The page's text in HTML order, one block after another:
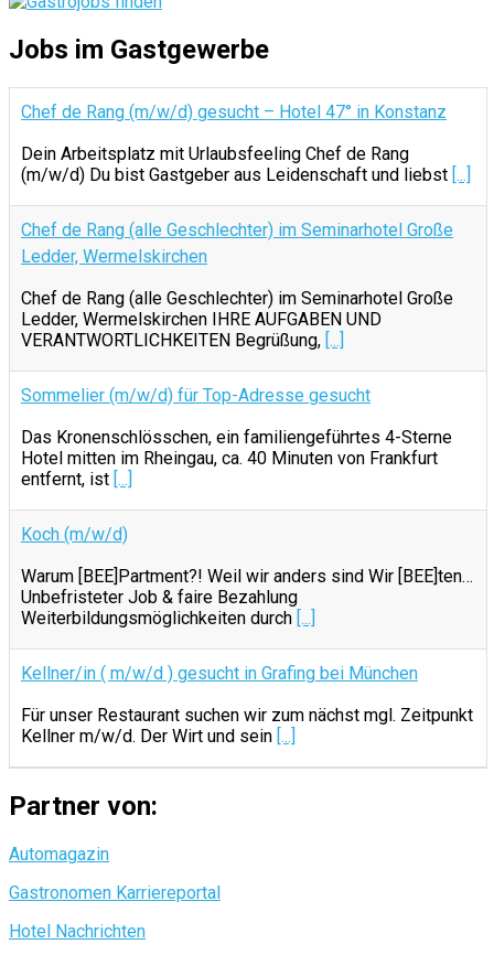
Jobs im Gastgewerbe
Chef de Rang (m/w/d) gesucht – Hotel 47° in Konstanz
Dein Arbeitsplatz mit Urlaubsfeeling Chef de Rang
(m/w/d) Du bist Gastgeber aus Leidenschaft und liebst [...]
Chef de Rang (alle Geschlechter) im Seminarhotel Große
Ledder, Wermelskirchen
Chef de Rang (alle Geschlechter) im Seminarhotel Große
Ledder, Wermelskirchen IHRE AUFGABEN UND
VERANTWORTLICHKEITEN Begrüßung, [...]
Sommelier (m/w/d) für Top-Adresse gesucht
Das Kronenschlösschen, ein familiengeführtes 4-Sterne
Hotel mitten im Rheingau, ca. 40 Minuten von Frankfurt
entfernt, ist [...]
Koch (m/w/d)
Warum [BEE]Partment?! Weil wir anders sind Wir [BEE]ten…
Unbefristeter Job & faire Bezahlung
Weiterbildungsmöglichkeiten durch [...]
Kellner/in ( m/w/d ) gesucht in Grafing bei München
Für unser Restaurant suchen wir zum nächst mgl. Zeitpunkt
Kellner m/w/d. Der Wirt und sein [...]
Partner von:
Automagazin
Gastronomen Karriereportal
Hotel Nachrichten